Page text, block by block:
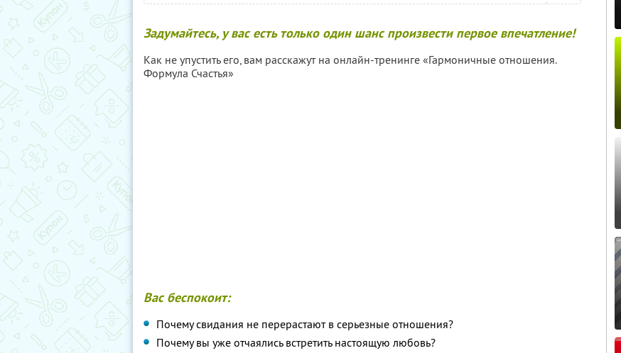
Задумайтесь, у вас есть только один шанс произвести первое впечатление!
Как не упустить его, вам расскажут на онлайн-тренинге «Гармоничные отношения.
Формула Счастья»
Вас беспокоит:
Почему свидания не перерастают в серьезные отношения?
Почему вы уже отчаялись встретить настоящую любовь?